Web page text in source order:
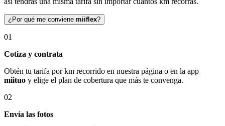
¿Por qué me conviene miiflex?
01
Cotiza y contrata
Obtén tu tarifa por km recorrido en nuestra página o en la app
miituo y elige el plan de cobertura que más te convenga.
02
Envía las fotos